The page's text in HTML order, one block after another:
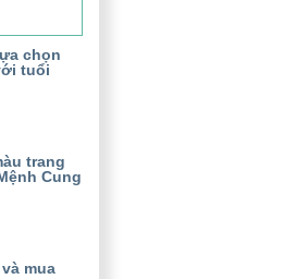
chọn
tuổi
trang
Cung
mua